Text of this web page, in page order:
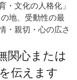
・文化の人格化」
地、受動性の最
・親切・心の広さ
関心または
伝えます